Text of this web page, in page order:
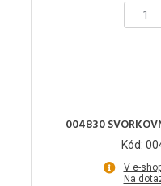
004830
Kód:
V e-
Na